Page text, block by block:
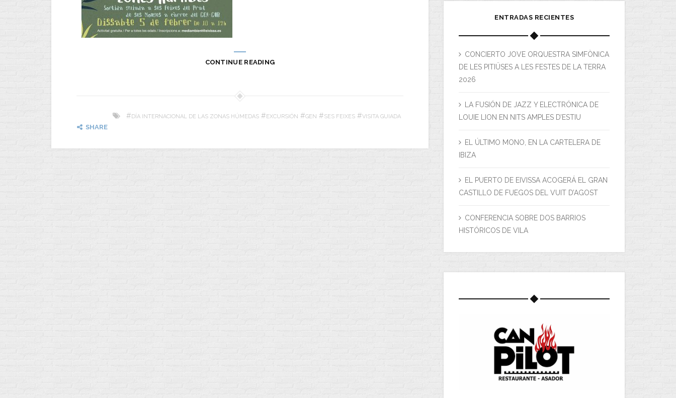
CONTINUE READING
#DÍA INTERNACIONAL DE LAS ZONAS HÚMEDAS #EXCURSIÓN #GEN #SES FEIXES #VISITA GUIADA
SHARE
ENTRADAS RECIENTES
CONCIERTO JOVE ORQUESTRA SIMFÒNICA
DE LES PITIÜSES A LES FESTES DE LA TERRA
2026
LA FUSIÓN DE JAZZ Y ELECTRÓNICA DE
LOUIE LION EN NITS AMPLES D’ESTIU
EL ÚLTIMO MONO, EN LA CARTELERA DE
IBIZA
EL PUERTO DE EIVISSA ACOGERÁ EL GRAN
CASTILLO DE FUEGOS DEL VUIT D’AGOST
CONFERENCIA SOBRE DOS BARRIOS
HISTÓRICOS DE VILA